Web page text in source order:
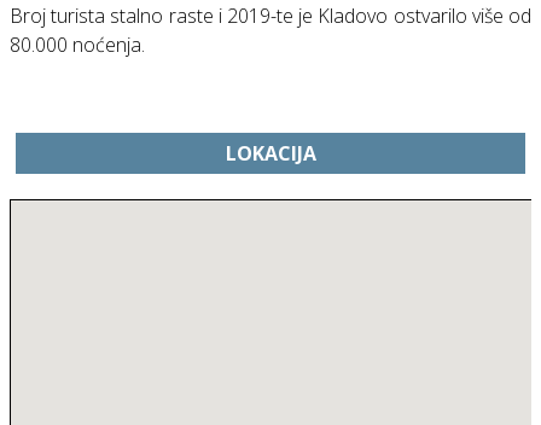
Broj turista stalno raste i 2019-te je Kladovo ostvarilo više od
80.000 noćenja.
LOKACIJA